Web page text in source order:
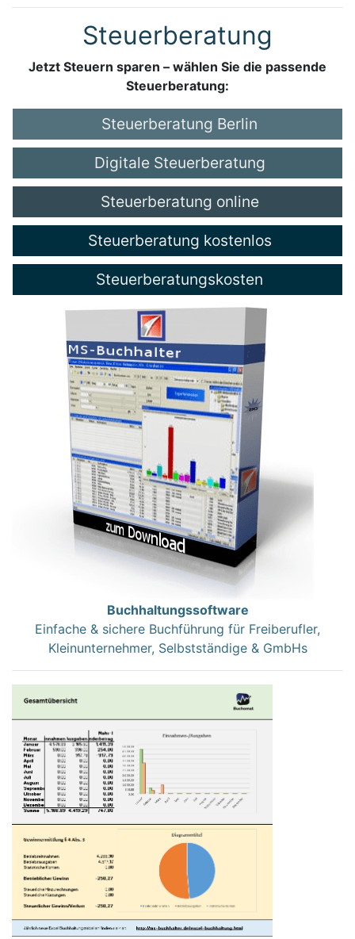
Steuerberatung
Jetzt Steuern sparen – wählen Sie die passende
Steuerberatung:
Steuerberatung Berlin
Digitale Steuerberatung
Steuerberatung online
Steuerberatung kostenlos
Steuerberatungskosten
Buchhaltungssoftware
Einfache & sichere Buchführung für Freiberufler,
Kleinunternehmer, Selbstständige & GmbHs